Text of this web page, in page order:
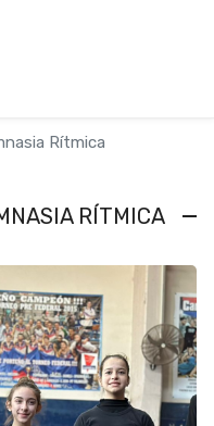
Rítmica
RÍTMICA